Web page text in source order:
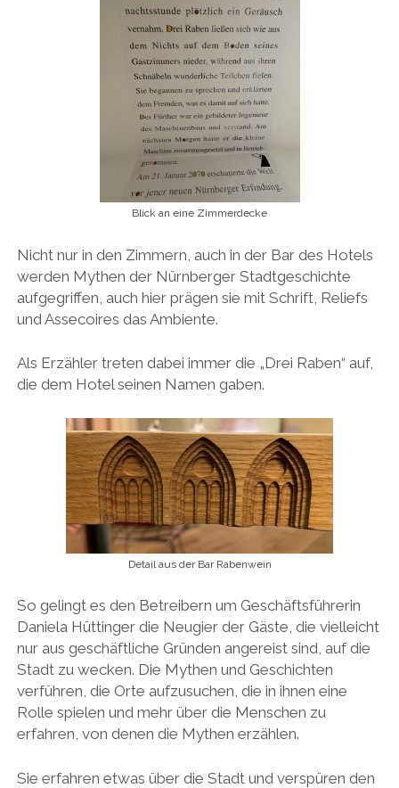
Blick an eine Zimmerdecke
Nicht nur in den Zimmern, auch in der Bar des Hotels
werden Mythen der Nürnberger Stadtgeschichte
aufgegriffen, auch hier prägen sie mit Schrift, Reliefs
und Assecoires das Ambiente.
Als Erzähler treten dabei immer die „Drei Raben“ auf,
die dem Hotel seinen Namen gaben.
Detail aus der Bar Rabenwein
So gelingt es den Betreibern um Geschäftsführerin
Daniela Hüttinger die Neugier der Gäste, die vielleicht
nur aus geschäftliche Gründen angereist sind, auf die
Stadt zu wecken. Die Mythen und Geschichten
verführen, die Orte aufzusuchen, die in ihnen eine
Rolle spielen und mehr über die Menschen zu
erfahren, von denen die Mythen erzählen.
Sie erfahren etwas über die Stadt und verspüren den